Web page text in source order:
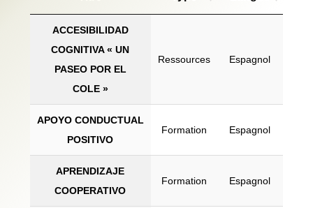
ACCESIBILIDAD
COGNITIVA « UN
PASEO POR EL
COLE »
Ressources Espagnol
APOYO CONDUCTUAL
POSITIVO
Formation Espagnol
APRENDIZAJE
COOPERATIVO
Formation Espagnol